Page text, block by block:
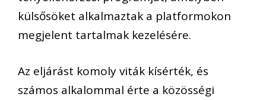
külsősöket alkalmaztak a platformokon
megjelent tartalmak kezelésére.
Az eljárást komoly viták kísérték, és
számos alkalommal érte a közösségi